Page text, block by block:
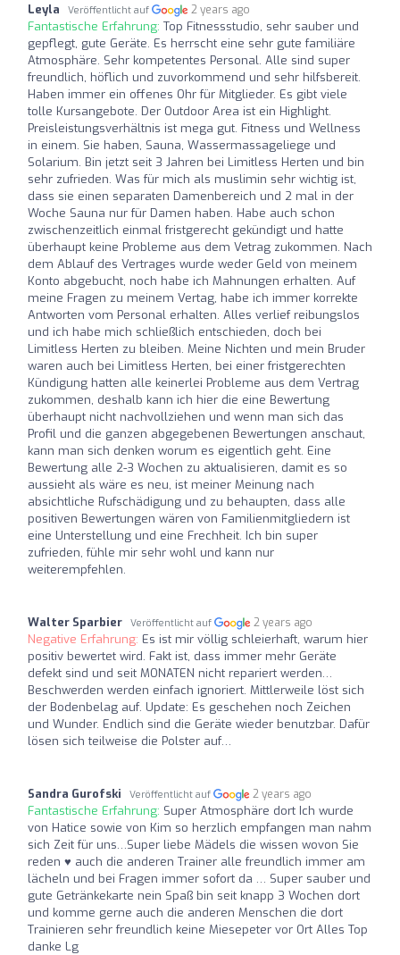
Leyla Veröffentlicht auf 2 years ago
Fantastische Erfahrung: Top Fitnessstudio, sehr sauber und
gepflegt, gute Geräte. Es herrscht eine sehr gute familiäre
Atmosphäre. Sehr kompetentes Personal. Alle sind super
freundlich, höflich und zuvorkommend und sehr hilfsbereit.
Haben immer ein offenes Ohr für Mitglieder. Es gibt viele
tolle Kursangebote. Der Outdoor Area ist ein Highlight.
Preisleistungsverhältnis ist mega gut. Fitness und Wellness
in einem. Sie haben, Sauna, Wassermassageliege und
Solarium. Bin jetzt seit 3 Jahren bei Limitless Herten und bin
sehr zufrieden. Was für mich als muslimin sehr wichtig ist,
dass sie einen separaten Damenbereich und 2 mal in der
Woche Sauna nur für Damen haben. Habe auch schon
zwischenzeitlich einmal fristgerecht gekündigt und hatte
überhaupt keine Probleme aus dem Vetrag zukommen. Nach
dem Ablauf des Vertrages wurde weder Geld von meinem
Konto abgebucht, noch habe ich Mahnungen erhalten. Auf
meine Fragen zu meinem Vertag, habe ich immer korrekte
Antworten vom Personal erhalten. Alles verlief reibungslos
und ich habe mich schließlich entschieden, doch bei
Limitless Herten zu bleiben. Meine Nichten und mein Bruder
waren auch bei Limitless Herten, bei einer fristgerechten
Kündigung hatten alle keinerlei Probleme aus dem Vertrag
zukommen, deshalb kann ich hier die eine Bewertung
überhaupt nicht nachvollziehen und wenn man sich das
Profil und die ganzen abgegebenen Bewertungen anschaut,
kann man sich denken worum es eigentlich geht. Eine
Bewertung alle 2-3 Wochen zu aktualisieren, damit es so
aussieht als wäre es neu, ist meiner Meinung nach
absichtliche Rufschädigung und zu behaupten, dass alle
positiven Bewertungen wären von Familienmitgliedern ist
eine Unterstellung und eine Frechheit. Ich bin super
zufrieden, fühle mir sehr wohl und kann nur
weiterempfehlen.
Walter Sparbier Veröffentlicht auf 2 years ago
Negative Erfahrung: Es ist mir völlig schleierhaft, warum hier
positiv bewertet wird. Fakt ist, dass immer mehr Geräte
defekt sind und seit MONATEN nicht repariert werden…
Beschwerden werden einfach ignoriert. Mittlerweile löst sich
der Bodenbelag auf. Update: Es geschehen noch Zeichen
und Wunder. Endlich sind die Geräte wieder benutzbar. Dafür
lösen sich teilweise die Polster auf…
Sandra Gurofski Veröffentlicht auf 2 years ago
Fantastische Erfahrung: Super Atmosphäre dort Ich wurde
von Hatice sowie von Kim so herzlich empfangen man nahm
sich Zeit für uns…Super liebe Mädels die wissen wovon Sie
reden ♥️ auch die anderen Trainer alle freundlich immer am
lächeln und bei Fragen immer sofort da … Super sauber und
gute Getränkekarte nein Spaß bin seit knapp 3 Wochen dort
und komme gerne auch die anderen Menschen die dort
Trainieren sehr freundlich keine Miesepeter vor Ort Alles Top
danke Lg